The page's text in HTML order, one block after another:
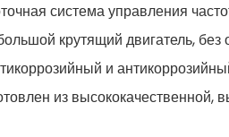
система управления
крутящий двигатель,
и
из высококачественной,